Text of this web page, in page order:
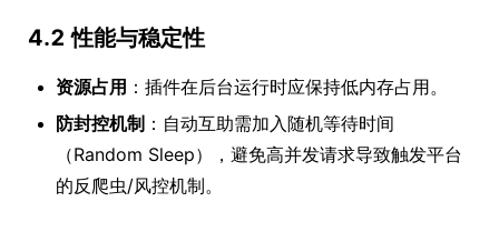
4.2 性能与稳定性
资源占用 ：插件在后台运行时应保持低内存占用。
防封控机制 ：自动互助需加入随机等待时间
（Random Sleep），避免高并发请求导致触发平台
的反爬虫/风控机制。